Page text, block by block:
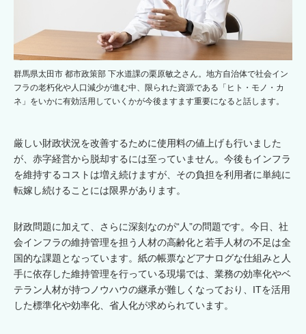
群馬県太田市 都市政策部 下水道課の栗原敏之さん。地方自治体で社会イン
フラの老朽化や人口減少が進む中、限られた資源である「ヒト・モノ・カ
ネ」をいかに有効活用していくかが今後ますます重要になると話します。
厳しい財政状況を改善するために使用料の値上げも行いました
が、赤字経営から脱却するには至っていません。今後もインフラ
を維持するコストは増え続けますが、その負担を利用者に単純に
転嫁し続けることには限界があります。
財政問題に加えて、さらに深刻なのが“人”の問題です。今日、社
会インフラの維持管理を担う人材の高齢化と若手人材の不足は全
国的な課題となっています。紙の帳票などアナログな仕組みと人
手に依存した維持管理を行っている現場では、業務の効率化やベ
テラン人材が持つノウハウの継承が難しくなっており、ITを活用
した標準化や効率化、省人化が求められています。